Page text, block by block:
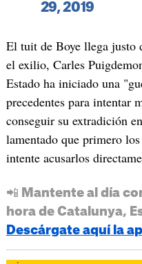
29, 2019
El tuit de Boye llega justo
el exilio, Carles
Estado ha iniciado una
precedentes para intentar
conseguir su extradición
lamentado que primero
intente acusarlos
📲 Mantente al día
hora de Catalunya,
Descárgate aquí la